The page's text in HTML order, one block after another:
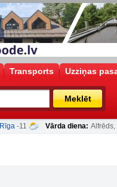
Transports Uzziņas
Meklēt
Rīga -11 Vārda diena: Alfrēds,